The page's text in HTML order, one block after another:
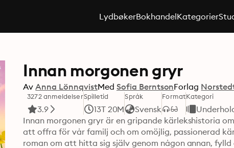
LydbøkerBokhandelKategorier
Innan morgonen gryr
Av Anna LönnqvistMed Sofia BerntsonForlag
3272 anmeldelser
3.9
Spilletid
13T 20M
Språk
Svensk
FormatKategori
Innan morgonen gryr är en gripande kärlekshistoria
att offra för vår familj och om omöjlig, passionerad
roman om att hitta sig själv genom någon annan,